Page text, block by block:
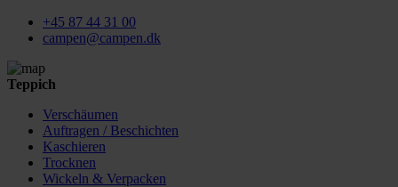
+45 87 44 31 00
campen@campen.dk
Teppich
Verschäumen
Auftragen / Beschichten
Kaschieren
Trocknen
Wickeln & Verpacken